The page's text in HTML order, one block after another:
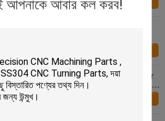
আপনাকে আবার কল করব!করুন
আমাদের সাথে যোগাযোগ
Hardware Fasteners M3 Brass Mirror
Brass Slotted Round Head Wood
আমাদের সাথে যোগাযোগ